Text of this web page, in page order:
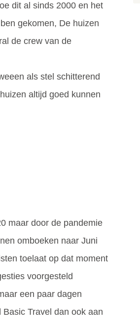
dit al sinds 2000 en het
gekomen, De huizen
de crew van de
als stel schitterend
altijd goed kunnen
maar door de pandemie
omboeken naar Juni
toelaat op dat moment
voorgesteld
een paar dagen
Travel dan ook aan